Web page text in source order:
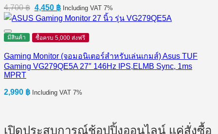
4,700฿ Original
price
was:
4,700 ฿.
4,450 ฿Current
price
is:
4,450 ฿.
Including VAT 7%
มีสินค้า ซื้อครบ 5,000 ส่งฟรี
Gaming Monitor (จอมอนิเตอร์สำหรับเล่นเกมส์) Asus TUF
Gaming VG279QE5A 27″ 146Hz IPS,ELMB Sync, 1ms
MPRT
2,990 ฿ Including VAT 7%
เปิดประสบการณ์ช้อปปิ้งออนไลน์ แค่สั่งซื้อ